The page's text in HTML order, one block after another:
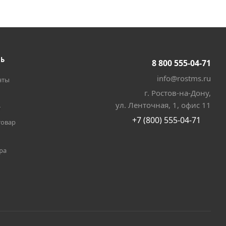
8 800 555-04-71
info@rostms.ru
г. Ростов-на-Дону,
ул. Ленточная, 1, офис 11
+7 (800) 555-04-71